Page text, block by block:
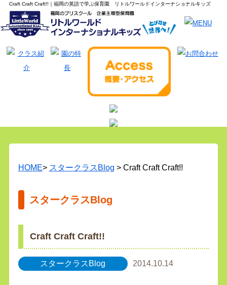
Craft Craft Craft!!｜福岡の英語で学ぶ保育園 リトルワールドインターナショナルキッズ
HOME> スタークラスBlog > Craft Craft Craft!!
スタークラスBlog
Craft Craft Craft!!
スタークラスBlog 2014.10.14